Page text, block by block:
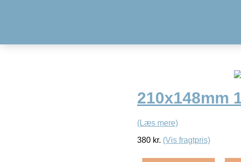
210x148mm
(Læs mere)
380 kr. (Vis fragtpris)